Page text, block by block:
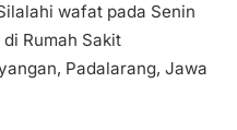
wafat pada Senin
Rumah Sakit
Padalarang, Jawa